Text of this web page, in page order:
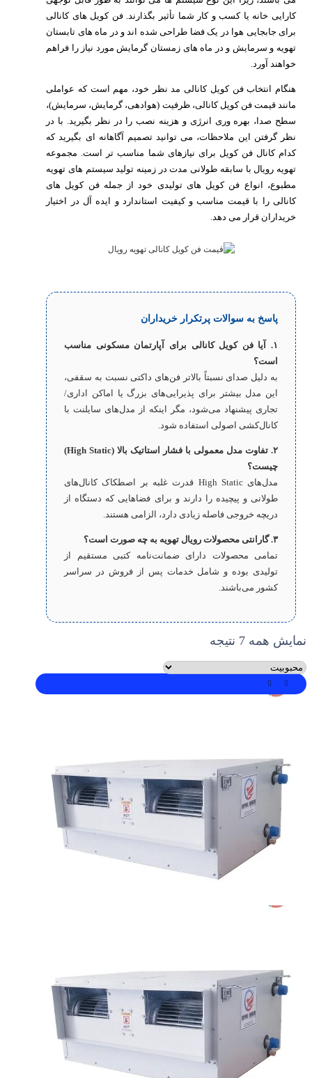
کارایی خانه یا کسب و کار شما تأثیر بگذارند. فن کویل های کانالی
برای جابجایی هوا در یک فضا طراحی شده اند و در ماه های تابستان
تهویه و سرمایش و در ماه های زمستان گرمایش مورد نیاز را فراهم
خواهند آورد.
هنگام انتخاب فن کویل کانالی مد نظر خود، مهم است که عواملی
مانند قیمت فن کویل کانالی، ظرفیت (هوادهی، گرمایش، سرمایش)،
سطح صدا، بهره وری انرژی و هزینه نصب را در نظر بگیرید. با در
نظر گرفتن این ملاحظات، می توانید تصمیم آگاهانه ای بگیرید که
کدام کانال فن کویل برای نیازهای شما مناسب تر است. مجموعه
تهویه رویال با سابقه طولانی مدت در زمینه تولید سیستم های تهویه
مطبوع، انواع فن کویل های تولیدی خود از جمله فن کویل های
کانالی را با قیمت مناسب و کیفیت استاندارد و ایده آل در اختیار
خریداران قرار می دهد.
پاسخ به سوالات پرتکرار خریداران
۱. آیا فن کویل کانالی برای آپارتمان مسکونی مناسب
است؟
به دلیل صدای نسبتاً بالاتر فن‌های داکتی نسبت به سقفی،
این مدل بیشتر برای پذیرایی‌های بزرگ یا اماکن اداری/
تجاری پیشنهاد می‌شود، مگر اینکه از مدل‌های سایلنت با
کانال‌کشی اصولی استفاده شود.
۲. تفاوت مدل معمولی با فشار استاتیک بالا (High Static)
چیست؟
مدل‌های High Static قدرت غلبه بر اصطکاک کانال‌های
طولانی و پیچیده را دارند و برای فضاهایی که دستگاه از
دریچه خروجی فاصله زیادی دارد، الزامی هستند.
۳. گارانتی محصولات رویال تهویه به چه صورت است؟
تمامی محصولات دارای ضمانت‌نامه کتبی مستقیم از
تولیدی بوده و شامل خدمات پس از فروش در سراسر
کشور می‌باشند.
نمایش همه 7 نتیجه
اساس